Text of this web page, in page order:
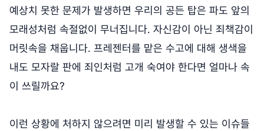
예상치 못한 문제가 발생하면 우리의 공든 탑은 파도 앞의
모래성처럼 속절없이 무너집니다. 자신감이 아닌 죄책감이
머릿속을 채웁니다. 프레젠터를 맡은 수고에 대해 생색을
내도 모자랄 판에 죄인처럼 고개 숙여야 한다면 얼마나 속
이 쓰릴까요?
이런 상황에 처하지 않으려면 미리 발생할 수 있는 이슈들